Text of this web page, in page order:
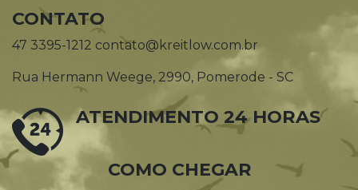
CONTATO
47 3395-1212 contato@kreitlow.com.br
Rua Hermann Weege, 2990, Pomerode - SC
ATENDIMENTO 24 HORAS
COMO CHEGAR